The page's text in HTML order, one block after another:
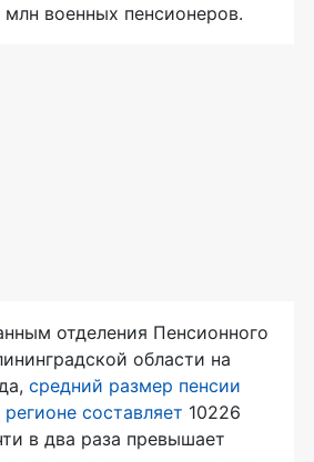
военных пенсионеров.
отделения Пенсионного
области на
средний размер пенсии
составляет 10226
в два раза превышает